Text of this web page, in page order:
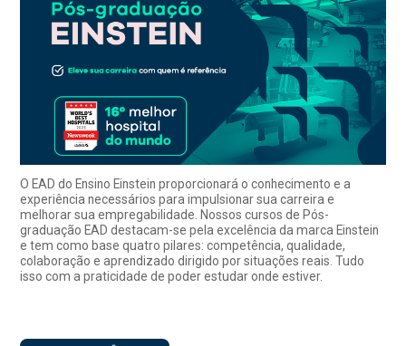
O EAD do Ensino Einstein proporcionará o conhecimento e a
experiência necessários para impulsionar sua carreira e
melhorar sua empregabilidade. Nossos cursos de Pós-
graduação EAD destacam-se pela excelência da marca Einstein
e tem como base quatro pilares: competência, qualidade,
colaboração e aprendizado dirigido por situações reais. Tudo
isso com a praticidade de poder estudar onde estiver.